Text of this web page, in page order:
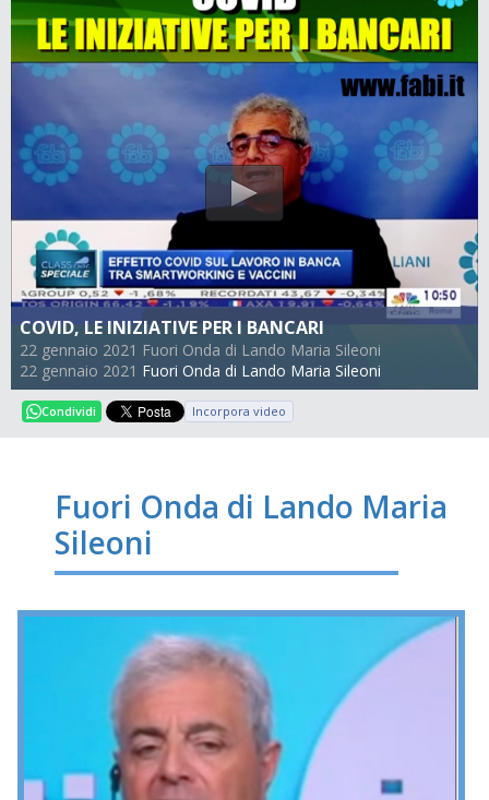
COVID, LE INIZIATIVE PER I BANCARI
22 gennaio 2021 Fuori Onda di Lando Maria Sileoni
22 gennaio 2021 Fuori Onda di Lando Maria Sileoni
Condividi Incorpora video
Fuori Onda di Lando Maria
Sileoni